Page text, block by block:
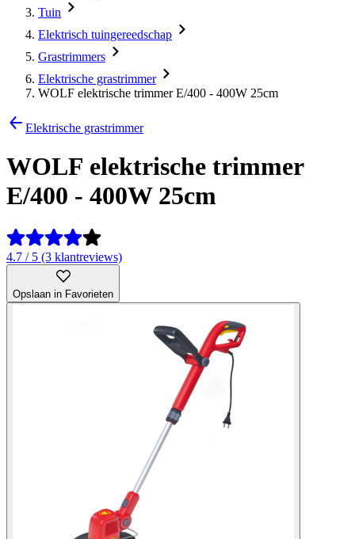
Tuin
Elektrisch tuingereedschap
Grastrimmers
Elektrische grastrimmer
WOLF elektrische trimmer E/400 - 400W 25cm
Elektrische grastrimmer
WOLF elektrische trimmer
E/400 - 400W 25cm
4.7 / 5 (3 klantreviews)
Opslaan in Favorieten